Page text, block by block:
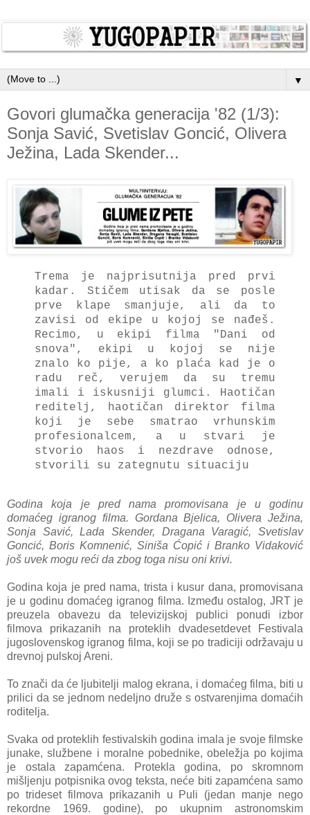
▼
Govori glumačka generacija '82 (1/3):
Sonja Savić, Svetislav Goncić, Olivera
Ježina, Lada Skender...
Trema je najprisutnija pred prvi
kadar. Stičem utisak da se posle
prve klape smanjuje, ali da to
zavisi od ekipe u kojoj se nađeš.
Recimo, u ekipi filma "Dani od
snova", ekipi u kojoj se nije
znalo ko pije, a ko plaća kad je o
radu reč, verujem da su tremu
imali i iskusniji glumci. Haotičan
reditelj, haotičan direktor filma
koji je sebe smatrao vrhunskim
profesionalcem, a u stvari je
stvorio haos i nezdrave odnose,
stvorili su zategnutu situaciju
Godina koja je pred nama promovisana je u godinu
domaćeg igranog filma. Gordana Bjelica, Olivera Ježina,
Sonja Savić, Lada Skender, Dragana Varagić, Svetislav
Goncić, Boris Komnenić, Siniša Ćopić i Branko Vidaković
još uvek mogu reći da zbog toga nisu oni krivi.
Godina koja je pred nama, trista i kusur dana, promovisana
je u godinu domaćeg igranog filma. Između ostalog, JRT je
preuzela obavezu da televizijskoj publici ponudi izbor
filmova prikazanih na proteklih dvadesetdevet Festivala
jugoslovenskog igranog filma, koji se po tradiciji održavaju u
drevnoj pulskoj Areni.
To znači da će ljubitelji malog ekrana, i domaćeg filma, biti u
prilici da se jednom nedeljno druže s ostvarenjima domaćih
roditelja.
Svaka od proteklih festivalskih godina imala je svoje filmske
junake, službene i moralne pobednike, obeležja po kojima
je ostala zapamćena. Protekla godina, po skromnom
mišljenju potpisnika ovog teksta, neće biti zapamćena samo
po trideset filmova prikazanih u Puli (jedan manje nego
rekordne 1969. godine), po ukupnim astronomskim